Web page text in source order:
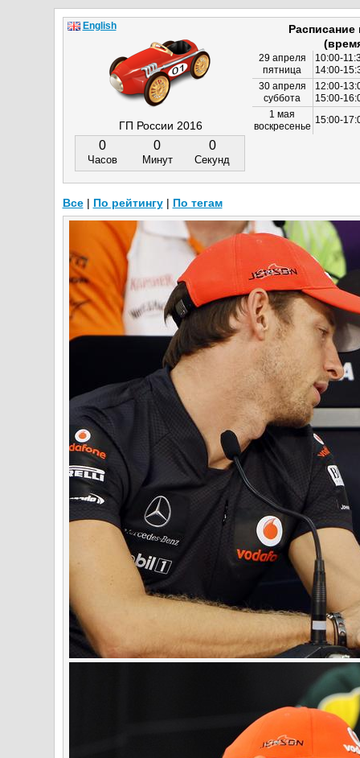
ГП России 2016
0
Часов
0
Минут
0
Секунд
29 апреля
пятница
10:00-
14:00-
30 апреля
суббота
12:00-
15:00-
1 мая
воскресенье
15:00-
English
Все| По рейтингу| По тегам